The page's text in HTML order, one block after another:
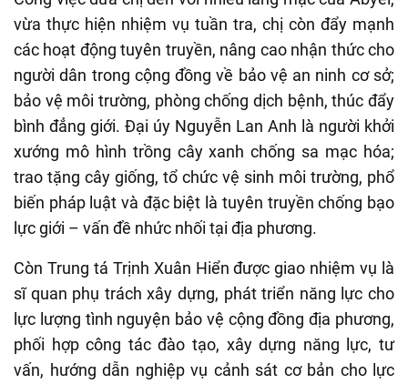
vừa thực hiện nhiệm vụ tuần tra, chị còn đẩy mạnh
các hoạt động tuyên truyền, nâng cao nhận thức cho
người dân trong cộng đồng về bảo vệ an ninh cơ sở;
bảo vệ môi trường, phòng chống dịch bệnh, thúc đẩy
bình đẳng giới. Đại úy Nguyễn Lan Anh là người khởi
xướng mô hình trồng cây xanh chống sa mạc hóa;
trao tặng cây giống, tổ chức vệ sinh môi trường, phổ
biến pháp luật và đặc biệt là tuyên truyền chống bạo
lực giới – vấn đề nhức nhối tại địa phương.
Còn Trung tá Trịnh Xuân Hiển được giao nhiệm vụ là
sĩ quan phụ trách xây dựng, phát triển năng lực cho
lực lượng tình nguyện bảo vệ cộng đồng địa phương,
phối hợp công tác đào tạo, xây dựng năng lực, tư
vấn, hướng dẫn nghiệp vụ cảnh sát cơ bản cho lực